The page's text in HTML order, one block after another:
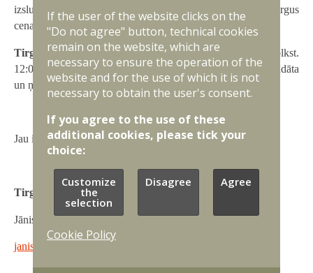
izsludināšanas noskaidrot komersantu spējas un vidējās tirgus
cenas minētā iepirkuma realizēšanai.
Tirgus izpētes iesniegšanas termiņš:līdz 14.10.2025. plkst.
12:00 (pēc minētā termiņa iesūtītā informācija netiks apstrādāta
un ņemta vērā).
Jau iepriekš pateicamies par sniegtajām atbildēm!
Tirgus izpētes kontaktpersona:
Jānis Paškēvičs
janis.paskevics@mil.lv
If the user of the website clicks on the
"Do not agree" button, technical cookies
remain on the website, which are
necessary to ensure the operation of the
website and for the use of which it is not
necessary to obtain the user's consent.
If you agree to the use of these
additional cookies, please tick your
choice:
Customize
the
selection
Disagree Agree
Cookie Policy